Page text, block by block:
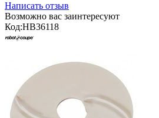
Написать отзыв
Возможно вас заинтересуют
Код:HB36118